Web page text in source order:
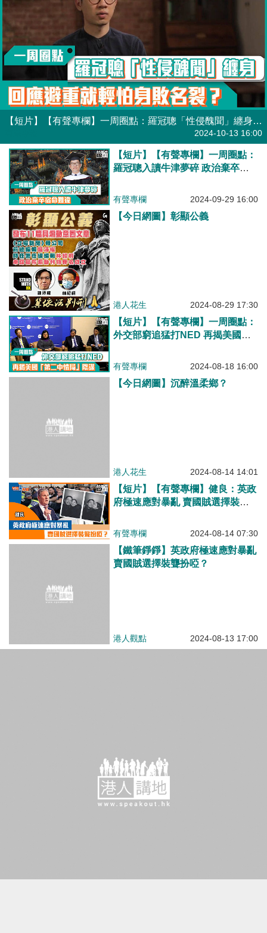
【短片】【有聲專欄】一周圈點：羅冠聰「性侵醜聞」纏身 回應避重就輕怕身敗名裂？
2024-10-13 16:00
【短片】【有聲專欄】一周圈點：
羅冠聰入讀牛津夢碎 政治棄卒宿
有聲專欄 2024-09-29 16:00
【今日網圖】彰顯公義
港人花生 2024-08-29 17:30
【短片】【有聲專欄】一周圈點：
外交部窮追猛打NED 再揭美國
有聲專欄 2024-08-18 16:00
【今日網圖】沉醉溫柔鄉？
港人花生 2024-08-14 14:01
【短片】【有聲專欄】健良：英政
府極速應對暴亂 賣國賊選擇裝聾
有聲專欄 2024-08-14 07:30
【鐵筆錚錚】英政府極速應對暴亂
賣國賊選擇裝聾扮啞？